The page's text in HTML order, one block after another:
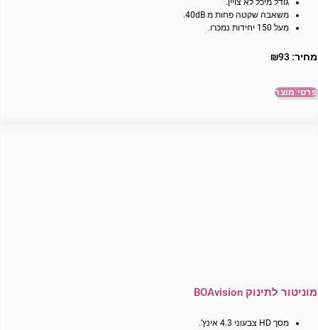
משאבה שקטה פחות מ 40dB.
מעל 150 יחידות נמכרו.
מחיר: ₪93
פרטי מוצר
מוניטור לתינוק BOAvision
מסך HD צבעוני 4.3 אינץ’.